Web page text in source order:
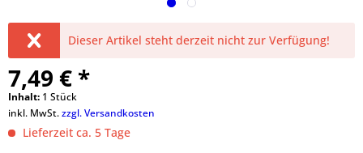
Dieser Artikel steht derzeit nicht zur Verfügung!
7,49 € *
Inhalt: 1 Stück
inkl. MwSt.zzgl. Versandkosten
Lieferzeit ca. 5 Tage